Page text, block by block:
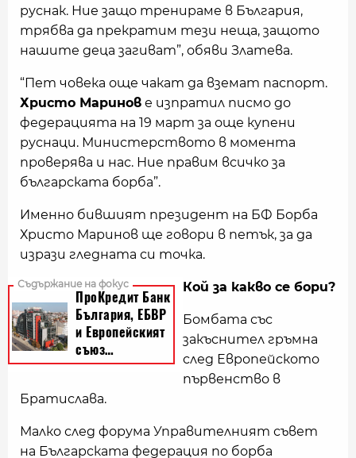
руснак. Ние защо тренираме в България,
трябва да прекратим тези неща, защото
нашите деца загиват”, обяви Златева.
“Пет човека още чакат да вземат паспорт.
Христо Маринов е изпратил писмо до
федерацията на 19 март за още купени
руснаци. Министерството в момента
проверява и нас. Ние правим всичко за
българската борба”.
Именно бившият президент на БФ Борба
Христо Маринов ще говори в петък, за да
изрази гледната си точка.
Кой за какво се бори?
Бомбата със
закъснител гръмна
след Европейското
първенство в
Братислава.
Малко след форума Управителният съвет
на Българската федерация по борба